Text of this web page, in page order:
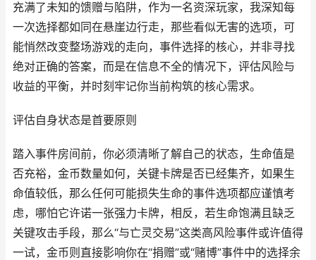
充满了未知的馈赠与陷阱，作为一名资深玩家，我深知每
一次选择都如同在悬崖边行走，那些看似无害的选项，可
能悄然改变整场游戏的走向，事件选择的核心，并非寻找
绝对正确的答案，而是在信息不全的情况下，评估风险与
收益的平衡，并时刻牢记你当前构筑的核心需求。
评估自身状态是首要原则
踏入事件房间前，你必须清晰了解自己的状态，生命值是
否充裕，金币数量如何，关键卡牌是否已经集齐，如果生
命值较低，那么任何可能损失生命的事件选项都应谨慎考
虑，哪怕它许诺一张强力卡牌，相反，若生命饱满且缺乏
关键攻击手段，那么“与亡灵交易”这类高风险事件或许值得
一试，金币则直接影响你在“捐赠”或“赌博”事件中的选择余